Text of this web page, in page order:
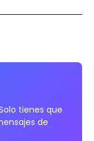
tienes que
de